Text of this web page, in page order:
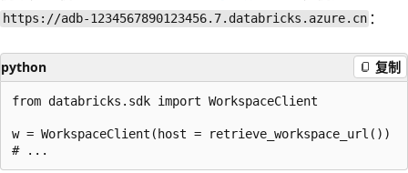
https://adb-1234567890123456.7.databricks.azure.cn ：
python 复制
from databricks.sdk import WorkspaceClient
w = WorkspaceClient(host = retrieve_workspace_url())